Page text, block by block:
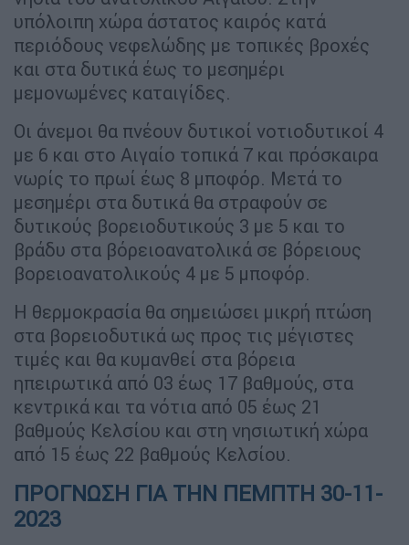
υπόλοιπη χώρα άστατος καιρός κατά
περιόδους νεφελώδης με τοπικές βροχές
και στα δυτικά έως το μεσημέρι
μεμονωμένες καταιγίδες.
Οι άνεμοι θα πνέουν δυτικοί νοτιοδυτικοί 4
με 6 και στο Αιγαίο τοπικά 7 και πρόσκαιρα
νωρίς το πρωί έως 8 μποφόρ. Μετά το
μεσημέρι στα δυτικά θα στραφούν σε
δυτικούς βορειοδυτικούς 3 με 5 και το
βράδυ στα βόρειοανατολικά σε βόρειους
βορειοανατολικούς 4 με 5 μποφόρ.
Η θερμοκρασία θα σημειώσει μικρή πτώση
στα βορειοδυτικά ως προς τις μέγιστες
τιμές και θα κυμανθεί στα βόρεια
ηπειρωτικά από 03 έως 17 βαθμούς, στα
κεντρικά και τα νότια από 05 έως 21
βαθμούς Κελσίου και στη νησιωτική χώρα
από 15 έως 22 βαθμούς Κελσίου.
ΠΡΟΓΝΩΣΗ ΓΙΑ ΤΗΝ ΠΕΜΠΤΗ 30-11-
2023